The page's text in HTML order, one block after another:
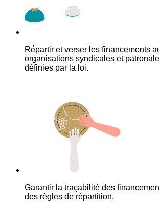
Répartir et verser les financements
organisations syndicales et
définies par la loi.
Garantir la traçabilité des
des règles de répartition.